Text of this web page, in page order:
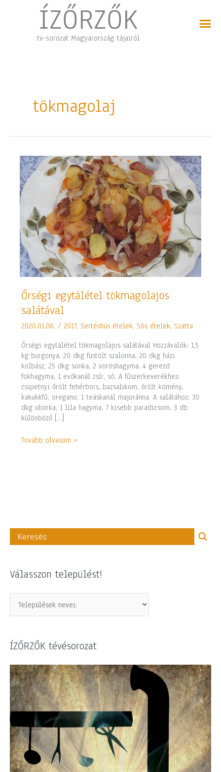
ÍZŐRZŐK
tv-sorozat Magyarország tájairól
tökmagolaj
Őrségi egytálétel tökmagolajos
salátával
2020.01.06. /2017, Sertéshús ételek, Sós ételek, Szatta
Őrségi egytálétel tökmagolajos salátával Hozzávalók: 1,5
kg burgonya, 20 dkg füstölt szalonna, 20 dkg házi
kolbász, 25 dkg sonka, 2 vöröshagyma, 4 gerezd
fokhagyma, 1 evőkanál zsír, só. A fűszerkeverékhez:
csipetnyi őrölt fehérbors, bazsalikom, őrölt kömény,
kakukkfű, oregano, 1 teáskanál majoránna. A salátához: 30
dkg uborka, 1 lila hagyma, 7 kisebb paradicsom, 3 db
különböző […]
Őrségi
egytálétel
tökmagolajos
salátával
Tovább olvasom »
Válasszon települést!
ÍZŐRZŐK tévésorozat